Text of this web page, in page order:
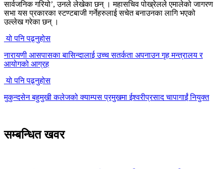
सार्वजनिक गरियो’, उनले लेखेका छन् । महासचिव पोख्रेलले एमालेको जागरण
सभा यस प्रकारका स्टण्टबाजी गर्नेहरुलाई सचेत बनाउनका लागि भएको
उल्लेख गरेका छन् ।
यो पनि पढ्नुहोस
नारायणी आसपासका बासिन्दालाई उच्च सतर्कता अपनाउन गृह मन्त्रालय र
आयोगको आग्रह
यो पनि पढ्नुहोस
मुकुन्दसेन बहुमुखी कलेजको क्याम्पस प्रमुखमा ईश्वरीप्रसाद चापागाईं नियुक्त
सम्बन्धित खवर